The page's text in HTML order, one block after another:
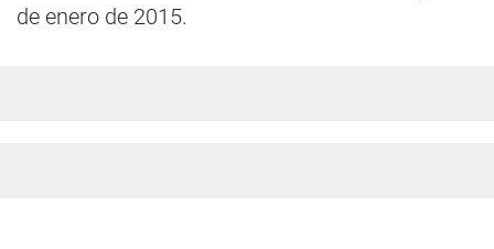
de enero de 2015.